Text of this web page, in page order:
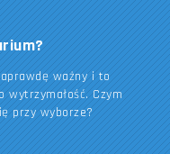
ważny i to
Czym
przy wyborze?